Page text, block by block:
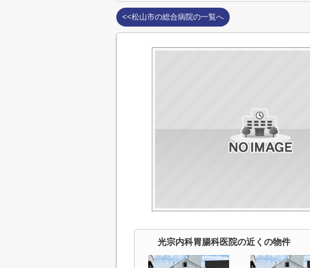
<<松山市の総合病院の一覧へ
光宗内科胃腸科医院の近くの物件